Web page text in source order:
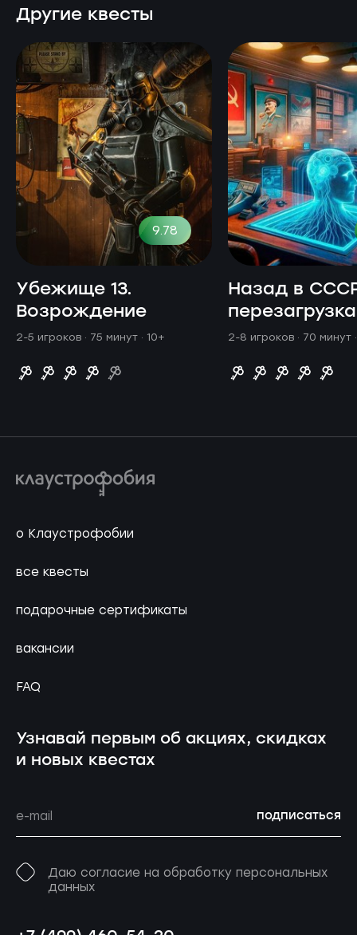
Другие квесты
9.78
Убежище 13.
Возрождение
2-5 игроков · 75 минут · 10+
Назад в
перезагрузка
2-8 игроков · 70 минут
о Клаустрофобии
все квесты
подарочные сертификаты
вакансии
FAQ
Узнавай первым об акциях, скидках
и новых квестах
подписаться
Даю согласие на обработку персональных
данных